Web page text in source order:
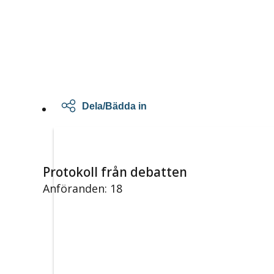
Dela/Bädda in
Protokoll från debatten
Anföranden: 18